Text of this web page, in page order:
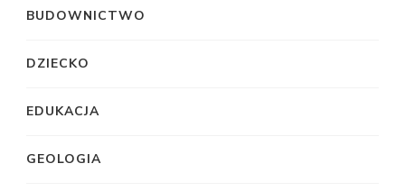
BUDOWNICTWO
DZIECKO
EDUKACJA
GEOLOGIA